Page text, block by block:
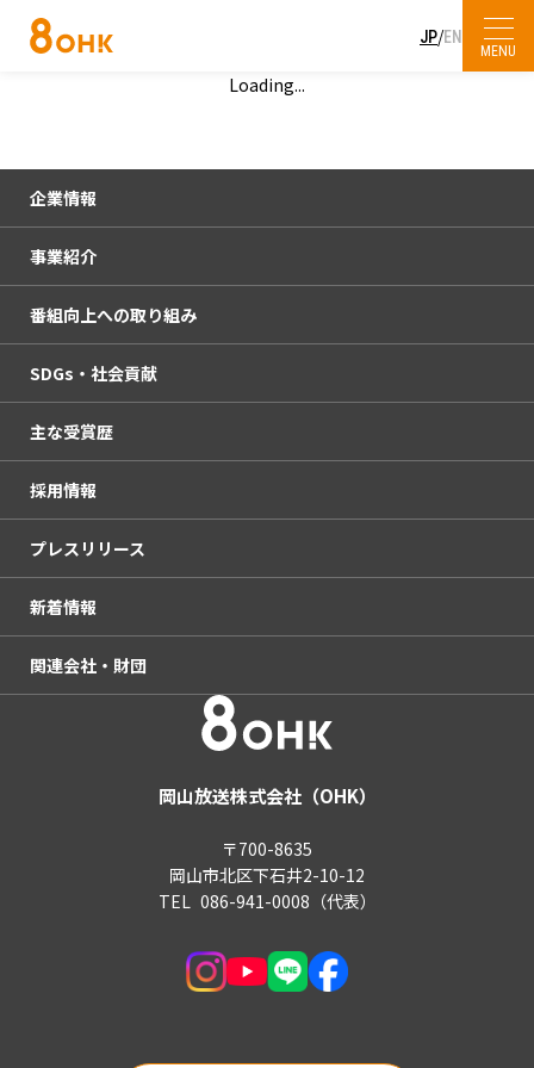
JP/EN
MENU
企業理念
人権方針・コンプライアンス憲章
杜の街本社
OHKまちなかスタジオ「ミルン」
アクセス
後援・共催等の申請について
電子公告（決算公告）
KURUN HALL
OHKウェブコンサルティング
haremachi TV
採用情報
お問い合わせ
Loading...
岡山放送株式会社（OHK）
〒700-8635
岡山市北区下石井2-10-12
TEL 086-941-0008 （代表）
企業情報
会社概要
企業理念
人権方針・コンプライアンス憲章
サービスエリア・中継局
杜の街本社
OHKまちなかスタジオ「ミルン」
アクセス
後援・共催等の申請について
電子公告（決算公告）
事業紹介
放送・イベント
KURUN HALL
OHKウェブコンサルティング
OHKハウジング
haremachi TV
番組向上への取り組み
番組審議会
社外モニター
放送番組の種別
岡山放送番組基準
国民保護義務計画
放送番組の制作委託取引に関する自主基準
SDGs・社会貢献
SDGsの取り組み
OHKの社会貢献活動
情報アクセシビリティ推進活動
主な受賞歴
採用情報
プレスリリース
新着情報
関連会社・財団
OHKエンタープライズ
OHKスポーツ振興財団香川